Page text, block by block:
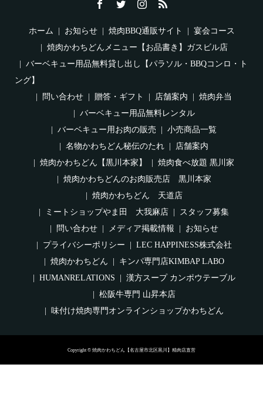
ホーム お知らせ 焼肉BBQ通販サイト
宴会コース
焼肉かわちどんメニュー【お品書き】ガスビル店
バーベキュー用品無料貸し出し【パラソル・BBQコンロ・ト
ング】
問い合わせ
贈答・ギフト 店舗案内
焼肉弁当
バーベキュー用品無料レンタル
バーベキュー用お肉の販売
小売商品一覧
名物かわちどん秘伝のたれ
店舗案内
焼肉かわちどん【黒川本家】
焼肉食べ放題 黒川家
焼肉かわちどんのお肉販売店 黒川本家
焼肉かわちどん 天道店
ミートショップやま田 大我麻店
スタッフ募集
問い合わせ
メディア掲載情報
お知らせ
プライバシーポリシー
LEC HAPPINESS株式会社
焼肉かわちどん
キンパ専門店KIMBAP LABO
HUMANRELATIONS
漢方スープ カンポウテーブル
松阪牛専門 山昇本店
味付け焼肉専門オンラインショップかわちどん
Copyright © 焼肉かわちどん【名古屋市北区黒川】精肉店直営